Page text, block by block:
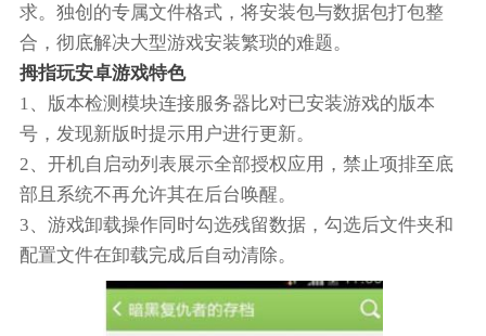
求。独创的专属文件格式，将安装包与数据包打包整
合，彻底解决大型游戏安装繁琐的难题。
拇指玩安卓游戏特色
1、版本检测模块连接服务器比对已安装游戏的版本
号，发现新版时提示用户进行更新。
2、开机自启动列表展示全部授权应用，禁止项排至底
部且系统不再允许其在后台唤醒。
3、游戏卸载操作同时勾选残留数据，勾选后文件夹和
配置文件在卸载完成后自动清除。